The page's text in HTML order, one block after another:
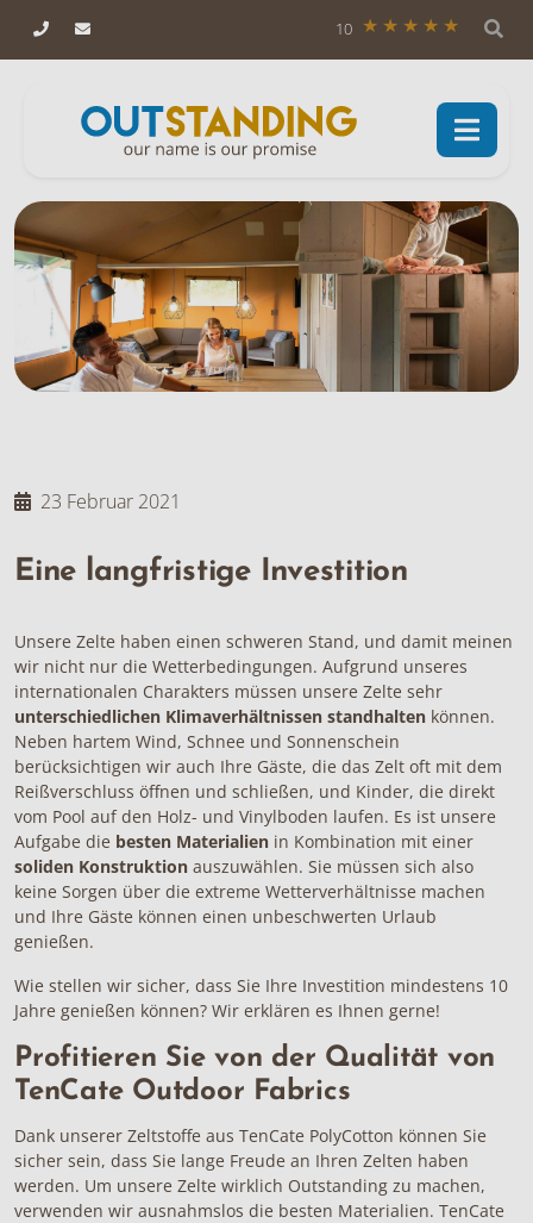
10
23 Februar 2021
Eine langfristige Investition
Unsere Zelte haben einen schweren Stand, und damit meinen
wir nicht nur die Wetterbedingungen. Aufgrund unseres
internationalen Charakters müssen unsere Zelte sehr
unterschiedlichen Klimaverhältnissen standhalten können.
Neben hartem Wind, Schnee und Sonnenschein
berücksichtigen wir auch Ihre Gäste, die das Zelt oft mit dem
Reißverschluss öffnen und schließen, und Kinder, die direkt
vom Pool auf den Holz- und Vinylboden laufen. Es ist unsere
Aufgabe die besten Materialien in Kombination mit einer
soliden Konstruktion auszuwählen. Sie müssen sich also
keine Sorgen über die extreme Wetterverhältnisse machen
und Ihre Gäste können einen unbeschwerten Urlaub
genießen.
Wie stellen wir sicher, dass Sie Ihre Investition mindestens 10
Jahre genießen können? Wir erklären es Ihnen gerne!
Profitieren Sie von der Qualität von
TenCate Outdoor Fabrics
Dank unserer Zeltstoffe aus TenCate PolyCotton können Sie
sicher sein, dass Sie lange Freude an Ihren Zelten haben
werden. Um unsere Zelte wirklich Outstanding zu machen,
verwenden wir ausnahmslos die besten Materialien. TenCate